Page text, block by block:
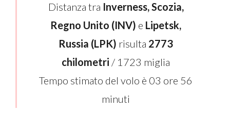
Distanza tra Inverness, Scozia,
Regno Unito (INV) e Lipetsk,
Russia (LPK) risulta 2773
chilometri / 1723 miglia
Tempo stimato del volo è 03 ore 56
minuti